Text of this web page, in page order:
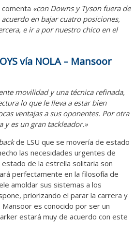
comenta «con Downs y Tyson fuera de
en bajar cuatro posiciones,
e ir a por nuestro chico en el
vía NOLA – Mansoor
movilidad y una técnica refinada,
lo que le lleva a estar bien
ventajas a sus oponentes. Por otra
y es un gran tackleador.»
de LSU que se movería de estado
las necesidades urgentes de
de la estrella solitaria son
perfectamente en la filosofía de
amoldar sus sistemas a los
priorizando el parar la carrera y
es conocido por ser un
estará muy de acuerdo con este